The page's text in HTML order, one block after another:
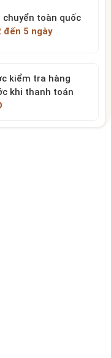
chuyển toàn quốc
đến 5 ngày
kiểm tra hàng
khi thanh toán